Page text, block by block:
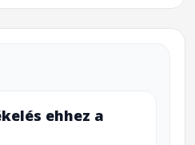
ehhez a